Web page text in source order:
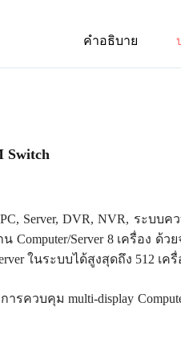
คำอธิบาย
Switch
Server, DVR, NVR, ระบบ
Computer/Server 8 เครื่อง
ในระบบได้สูงสุดถึง 512
ารควบคุม multi-display